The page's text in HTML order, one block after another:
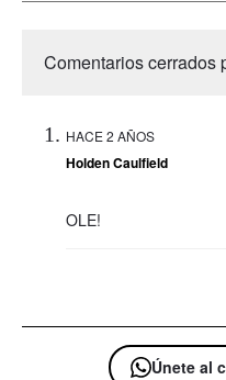
Comentarios cerrados
HACE 2 AÑOS
Holden Caulfield
OLE!
Únete al